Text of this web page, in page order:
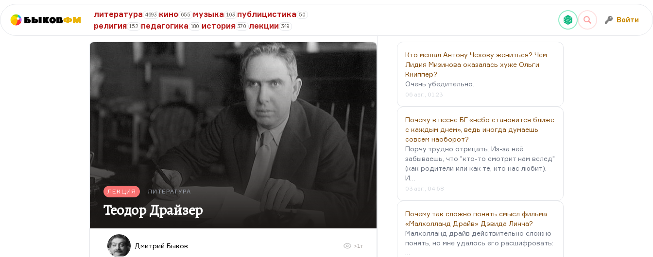
БыковФМ
литература 4693 кино 655 музыка 103 публицистика 50
религия 152 педагогика 180 история 370 лекции 349
Войти
ЛЕКЦИЯ ЛИТЕРАТУРА
Теодор Драйзер
Дмитрий Быков >1т
Кто мешал Антону Чехову жениться? Чем
Лидия Мизинова оказалась хуже Ольги
Книппер?
Очень убедительно.
06 авг., 01:23
Почему в песне БГ «небо становится ближе
с каждым днем», ведь иногда думаешь
совсем наоборот?
Порчу трудно отрицать. Из-за неё
забываешь, что "кто-то смотрит нам вслед"
(как родители или как те, кто нас любит).
И…
03 авг., 04:58
Почему так сложно понять смысл фильма
«Малхолланд Драйв» Дэвида Линча?
Малхолланд драйв действительно сложно
понять, но мне удалось его расшифровать: